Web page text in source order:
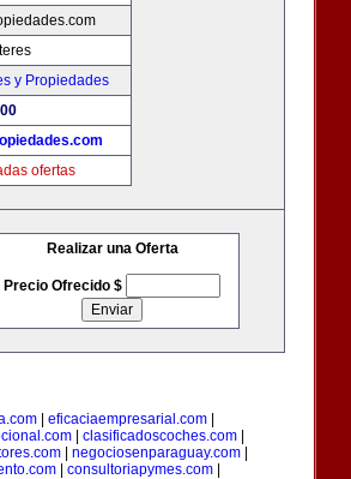
y Propiedades
ofertas
Realizar una Oferta
Precio Ofrecido $
| eficaciaempresarial.com|
clasificadoscoches.com
negociosenparaguay.com
| consultoriapymes.com|